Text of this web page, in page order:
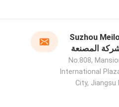
Suzhou
No.808,
International
City, Jiangsu